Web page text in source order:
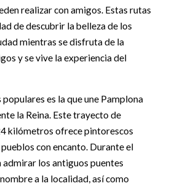
realizar con amigos. Estas rutas
de descubrir la belleza de los
mientras se disfruta de la
y se vive la experiencia del
populares es la que une Pamplona
la Reina. Este trayecto de
kilómetros ofrece pintorescos
con encanto. Durante el
admirar los antiguos puentes
a la localidad, así como